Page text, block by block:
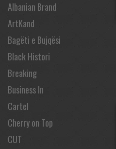
Albanian Brand
ArtKand
Bagëti e Bujqësi
Black Histori
Breaking
Business In
Cartel
Cherry on Top
CUT